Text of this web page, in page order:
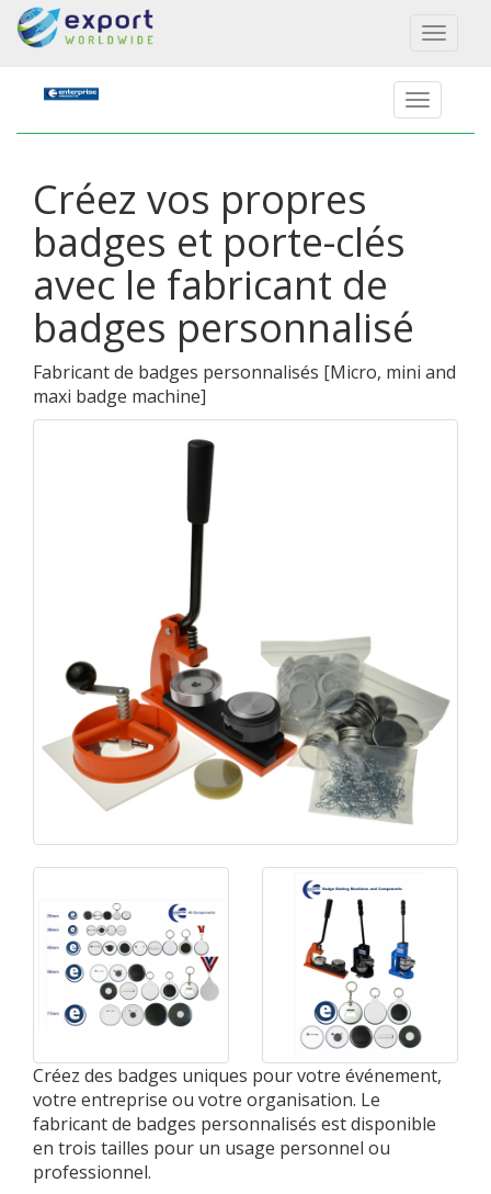
Toggle
Créez vos propres
badges et porte-clés
avec le fabricant de
badges personnalisé
Fabricant de badges personnalisés [Micro, mini and
maxi badge machine]
Créez des badges uniques pour votre événement,
votre entreprise ou votre organisation. Le
fabricant de badges personnalisés est disponible
en trois tailles pour un usage personnel ou
professionnel.